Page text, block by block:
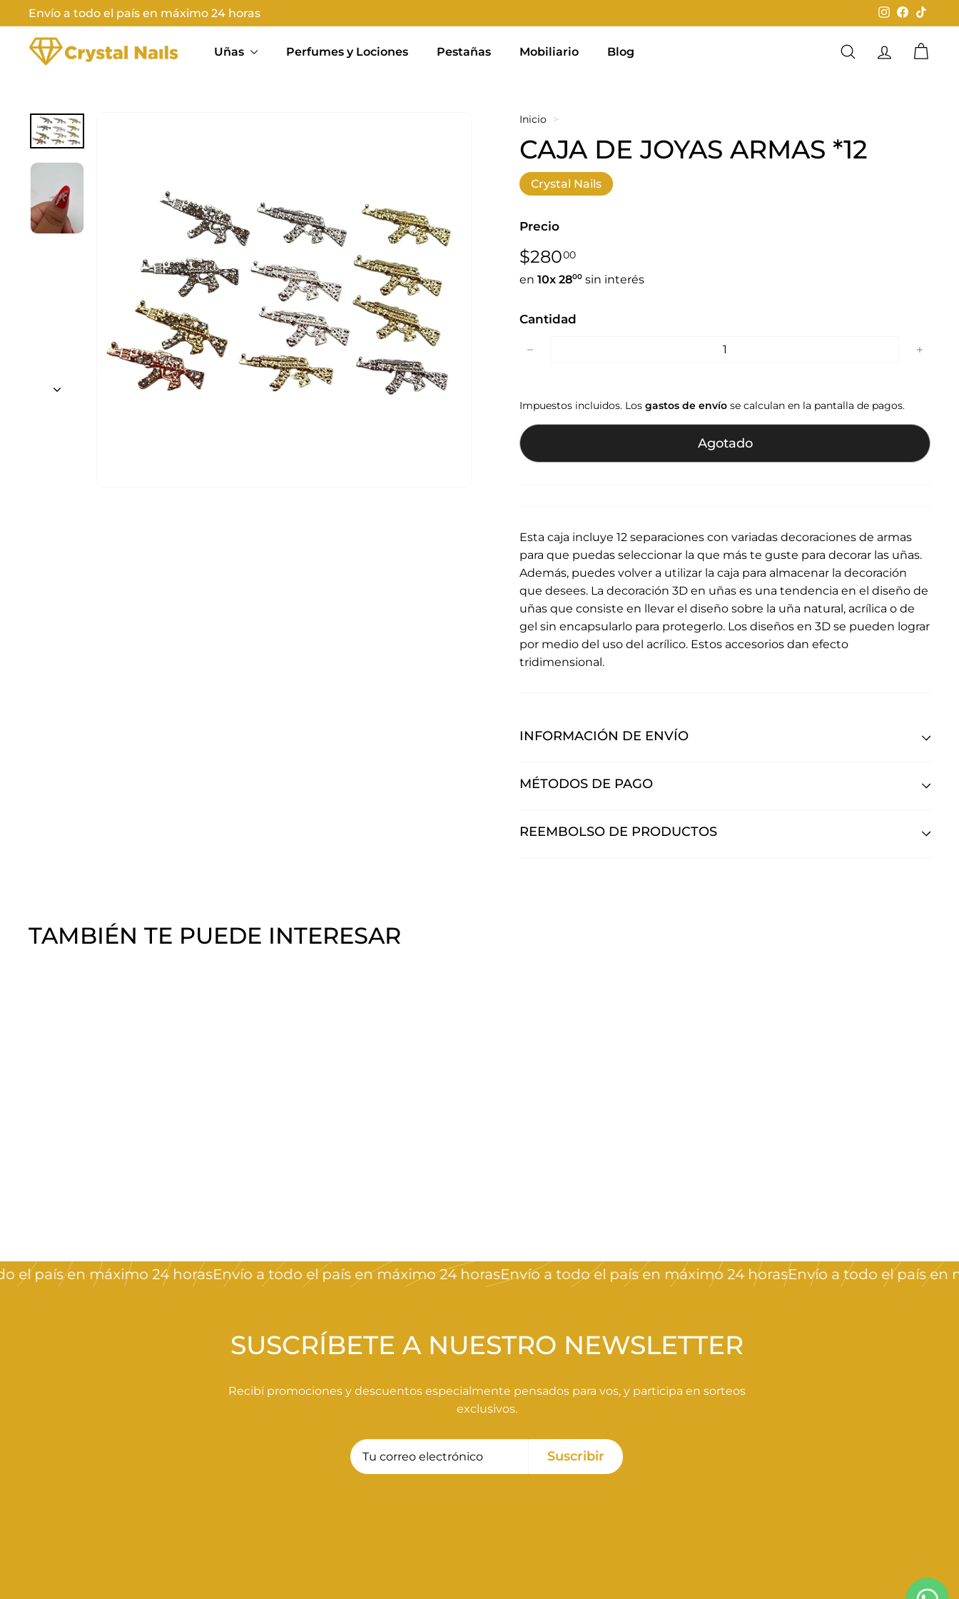
directamente
contenido
Diapositivas
pausa
Envío a todo el país en máximo 24 horas Instagram
Facebook
C
R
T
A
L
A
I
Uñas Perfumes y Lociones Pestañas Mobiliario Blog
Buscar CuentaCarrito
Inicio >
CAJA DE JOYAS ARMAS *12
Crystal Nails
Precio
Precio
habitual
$28000$280,00
en 10x 2800 sin interés
Cantidad
Impuestos incluidos. Los gastos de envío se calculan en la pantalla de pagos.
Agotado
Esta caja incluye 12 separaciones con variadas decoraciones de armas
para que puedas seleccionar la que más te guste para decorar las uñas.
Además, puedes volver a utilizar la caja para almacenar la decoración
que desees. La decoración 3D en uñas es una tendencia en el diseño de
uñas que consiste en llevar el diseño sobre la uña natural, acrílica o de
gel sin encapsularlo para protegerlo. Los diseños en 3D se pueden lograr
por medio del uso del acrílico. Estos accesorios dan efecto
tridimensional.
INFORMACIÓN DE ENVÍO
MÉTODOS DE PAGO
REEMBOLSO DE PRODUCTOS
TAMBIÉN TE PUEDE INTERESAR
,
país en máximo 24 horasEnvío a todo el país en máximo 24 horasEnvío a todo el país en máximo 24 horasEnvío a todo el país en
SUSCRÍBETE A NUESTRO NEWSLETTER
Recibí promociones y descuentos especialmente pensados para vos, y participa en sorteos
exclusivos.
Suscribir